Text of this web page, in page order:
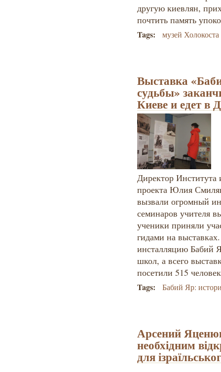
другую киевлян,
почтить память
Tags: музей Холокоста
Выставка
судьбы»
Киеве и едет в
Директор Института
проекта Юлия
вызвали огромный
семинаров учителя
ученики приняли
гидами на
инсталляцию Бабий
школ, а всего
посетили 515
Tags: Бабий Яр:
Арсений
необхідним
для